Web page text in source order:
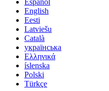
Español
English
Eesti
Latviešu
Català
українська
Ελληνικά
íslenska
Polski
Türkçe